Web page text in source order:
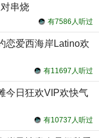
串烧
有7586人听过
恋爱西海岸Latino欢
有11697人听过
今日狂欢VIP欢快气
有10737人听过